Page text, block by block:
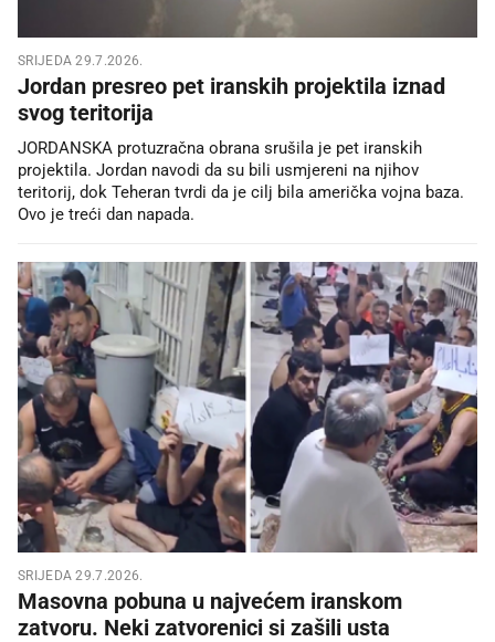
SRIJEDA 29.7.2026.
Jordan presreo pet iranskih projektila iznad
svog teritorija
JORDANSKA protuzračna obrana srušila je pet iranskih
projektila. Jordan navodi da su bili usmjereni na njihov
teritorij, dok Teheran tvrdi da je cilj bila američka vojna baza.
Ovo je treći dan napada.
SRIJEDA 29.7.2026.
Masovna pobuna u najvećem iranskom
zatvoru. Neki zatvorenici si zašili usta